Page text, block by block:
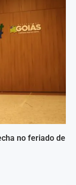
no feriado de